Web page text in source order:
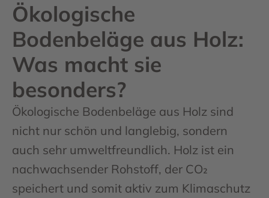
Ökologische
Bodenbeläge aus Holz:
Was macht sie
besonders?
Ökologische Bodenbeläge aus Holz sind
nicht nur schön und langlebig, sondern
auch sehr umweltfreundlich. Holz ist ein
nachwachsender Rohstoff, der CO₂
speichert und somit aktiv zum Klimaschutz